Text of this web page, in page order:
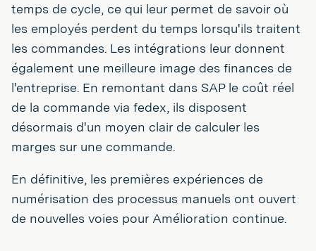
temps de cycle, ce qui leur permet de savoir où
les employés perdent du temps lorsqu'ils traitent
les commandes. Les intégrations leur donnent
également une meilleure image des finances de
l'entreprise. En remontant dans SAP le coût réel
de la commande via fedex, ils disposent
désormais d'un moyen clair de calculer les
marges sur une commande.
En définitive, les premières expériences de
numérisation des processus manuels ont ouvert
de nouvelles voies pour Amélioration continue.